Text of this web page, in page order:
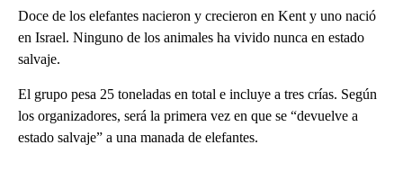
Doce de los elefantes nacieron y crecieron en Kent y uno nació
en Israel. Ninguno de los animales ha vivido nunca en estado
salvaje.
El grupo pesa 25 toneladas en total e incluye a tres crías. Según
los organizadores, será la primera vez en que se “devuelve a
estado salvaje” a una manada de elefantes.